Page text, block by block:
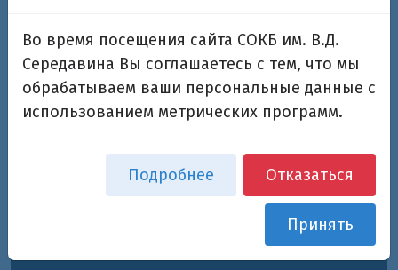
Во время посещения сайта СОКБ им. В.Д.
Середавина Вы соглашаетесь с тем, что мы
обрабатываем ваши персональные данные с
использованием метрических программ.
Подробнее Отказаться
Принять